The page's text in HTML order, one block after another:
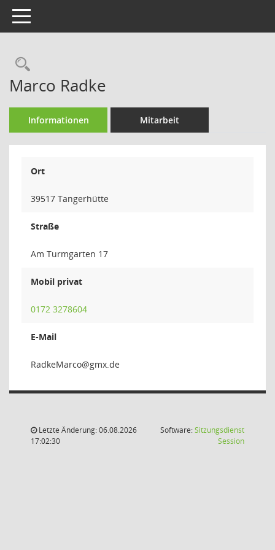
Toggle navigation
Rechercheauswahl
Marco Radke
Informationen Mitarbeit
Ort
39517 Tangerhütte
Straße
Am Turmgarten 17
Mobil privat
0172 3278604
E-Mail
ocraM
Letzte Änderung: 06.08.2026
17:02:30
Software:Sitzungsdienst
Session(Wird in